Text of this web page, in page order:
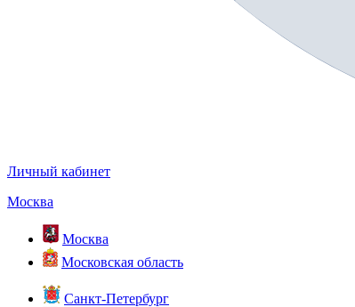
Личный кабинет
Москва
Москва
Московская область
Санкт-Петербург